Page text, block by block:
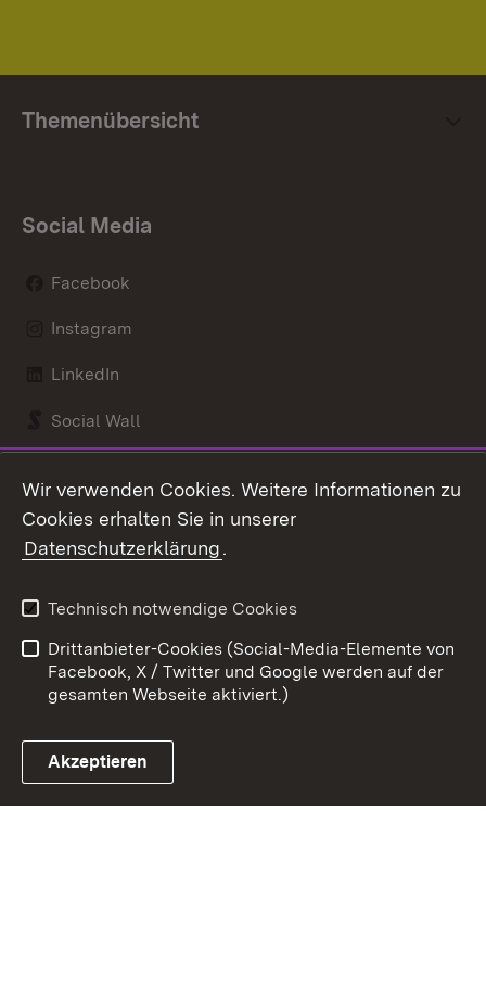
Themenübersicht
Social Media
Facebook
Instagram
LinkedIn
Social Wall
Link zum Landesportal
Kontakt
Barrierefreiheit
Impressum
Cookies
Wir verwenden Cookies. Weitere Informationen zu
Cookies erhalten Sie in unserer
Datenschutzerklärung.
Technisch notwendige Cookies
Drittanbieter-Cookies (Social-Media-Elemente von
Facebook, X / Twitter und Google werden auf der
gesamten Webseite aktiviert.)
Akzeptieren